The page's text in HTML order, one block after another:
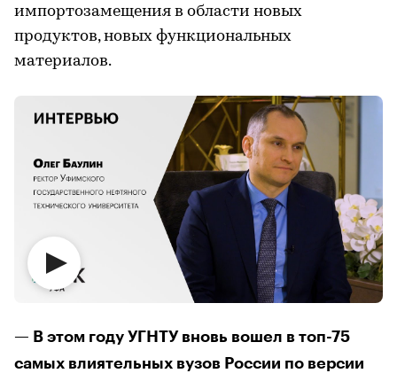
импортозамещения в области новых
продуктов, новых функциональных
материалов.
— В этом году УГНТУ вновь вошел в топ-75
самых влиятельных вузов России по версии